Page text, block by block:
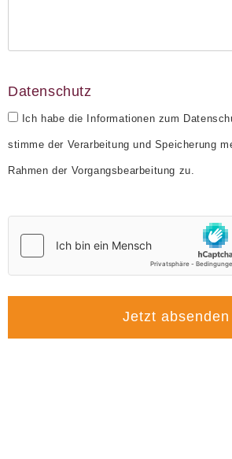
Datenschutz
Ich habe die Informationen zum
stimme der Verarbeitung und Speicherung
Rahmen der Vorgangsbearbeitung zu.